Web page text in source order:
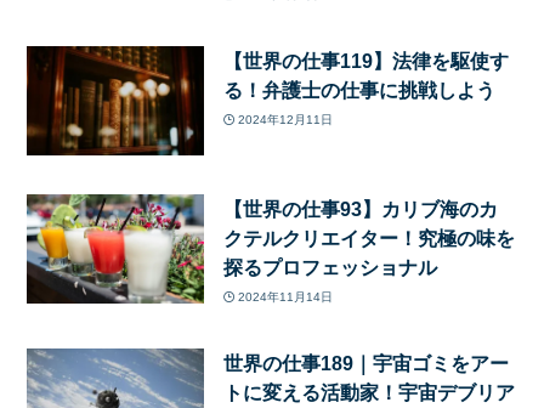
【世界の仕事119】法律を駆使す
る！弁護士の仕事に挑戦しよう
2024年12月11日
【世界の仕事93】カリブ海のカ
クテルクリエイター！究極の味を
探るプロフェッショナル
2024年11月14日
世界の仕事189｜宇宙ゴミをアー
トに変える活動家！宇宙デブリア